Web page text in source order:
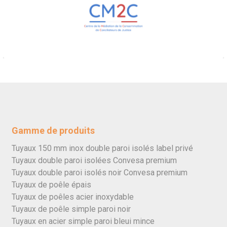
Gamme de produits
Tuyaux 150 mm inox double paroi isolés label privé
Tuyaux double paroi isolées Convesa premium
Tuyaux double paroi isolés noir Convesa premium
Tuyaux de poêle épais
Tuyaux de poêles acier inoxydable
Tuyaux de poêle simple paroi noir
Tuyaux en acier simple paroi bleui mince